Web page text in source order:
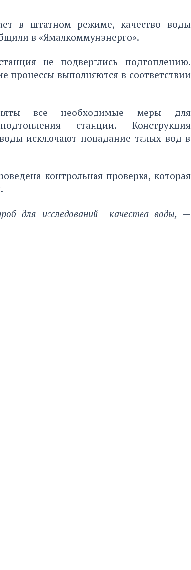
в штатном режиме, качество воды
в «Ямалкоммунэнерго».
не подверглись подтоплению.
процессы выполняются в соответствии
все необходимые меры для
станции. Конструкция
исключают попадание талых вод в
контрольная проверка, которая
для исследований качества воды, —